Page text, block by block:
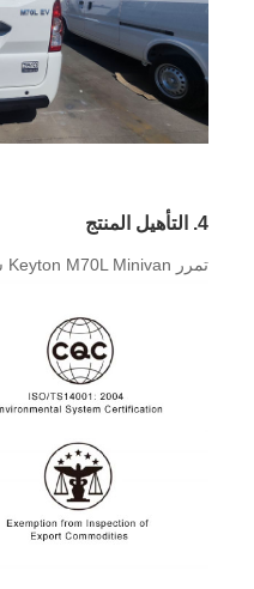
4. التأهيل المنتج
تمرر Keyton M70L Minivan شهادات إدارة الجودة التالية: